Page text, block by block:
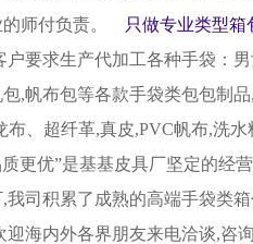
师付负责。
只做专业类型箱
要求生产代加工各种手袋：
,帆布包等各款手袋类包包制
布、超纤革,真皮,PVC帆布,洗
更优”是基基皮具厂坚定的经
司积累了成熟的高端手袋类
迎海内外各界朋友来电洽谈,咨